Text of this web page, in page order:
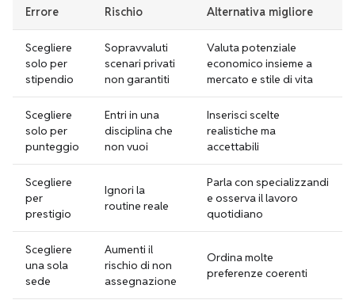
Errore Rischio Alternativa migliore
Scegliere
solo per
stipendio
Sopravvaluti
scenari privati
non garantiti
Valuta potenziale
economico insieme a
mercato e stile di vita
Scegliere
solo per
punteggio
Entri in una
disciplina che
non vuoi
Inserisci scelte
realistiche ma
accettabili
Scegliere
per
prestigio
Ignori la
routine reale
Parla con specializzandi
e osserva il lavoro
quotidiano
Scegliere
una sola
sede
Aumenti il
rischio di non
assegnazione
Ordina molte
preferenze coerenti